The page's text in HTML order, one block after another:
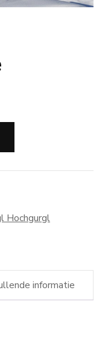
Hochgurgl
informatie